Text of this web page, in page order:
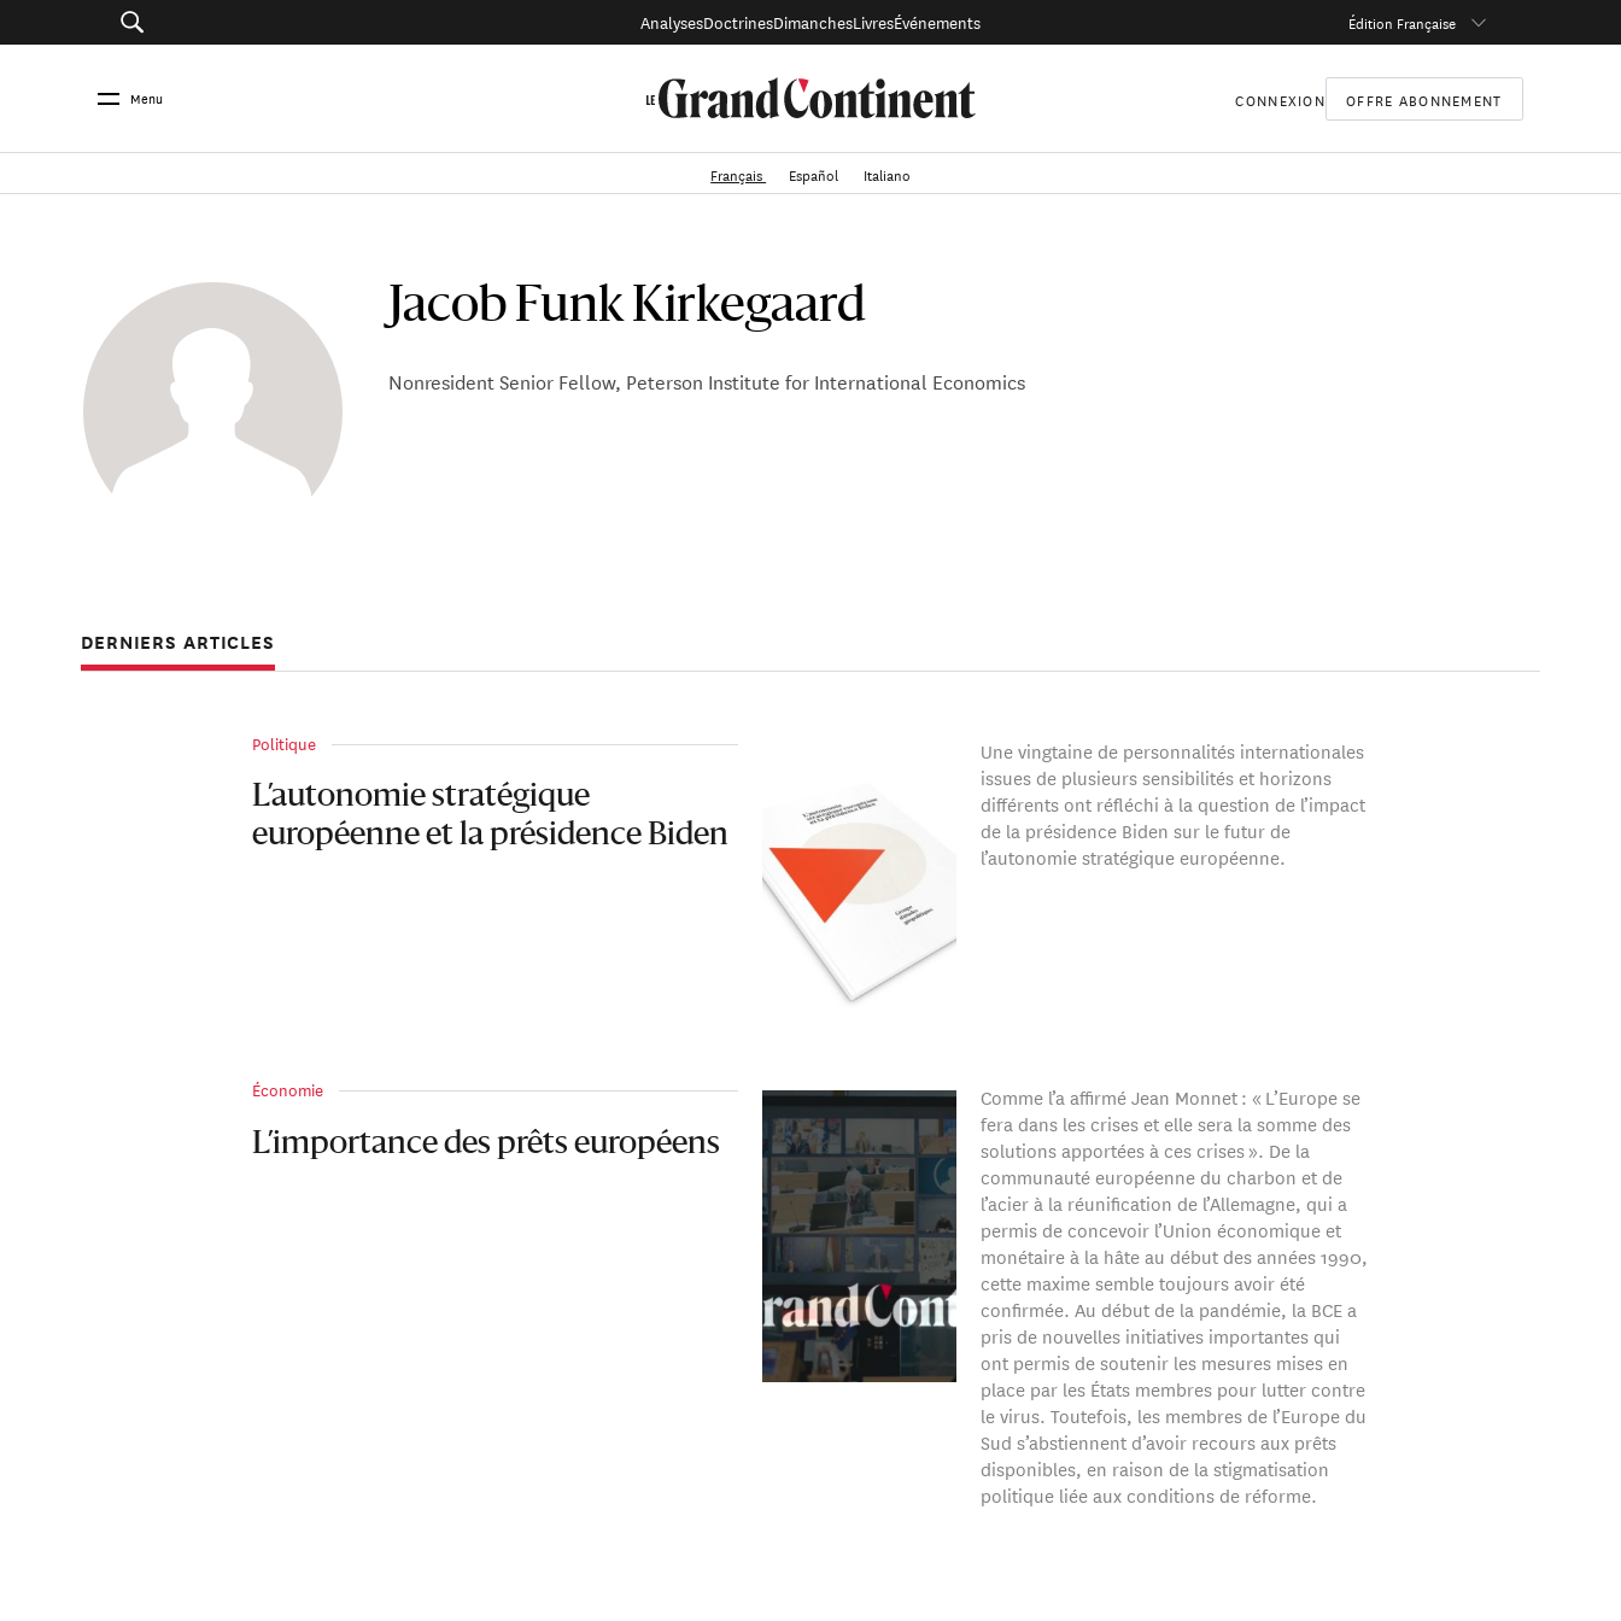
AnalysesDoctrinesDimanchesLivresÉvénements Édition Française
Menu CONNEXION OFFRE ABONNEMENT
Français Español Italiano
Jacob Funk Kirkegaard
Nonresident Senior Fellow, Peterson Institute for International Economics
DERNIERS ARTICLES
Politique
L’autonomie stratégique
européenne et la présidence Biden
Une vingtaine de personnalités internationales
issues de plusieurs sensibilités et horizons
différents ont réfléchi à la question de l’impact
de la présidence Biden sur le futur de
l’autonomie stratégique européenne.
Économie
L’importance des prêts européens
Comme l’a affirmé Jean Monnet : « L’Europe se
fera dans les crises et elle sera la somme des
solutions apportées à ces crises ». De la
communauté européenne du charbon et de
l’acier à la réunification de l’Allemagne, qui a
permis de concevoir l’Union économique et
monétaire à la hâte au début des années 1990,
cette maxime semble toujours avoir été
confirmée. Au début de la pandémie, la BCE a
pris de nouvelles initiatives importantes qui
ont permis de soutenir les mesures mises en
place par les États membres pour lutter contre
le virus. Toutefois, les membres de l’Europe du
Sud s’abstiennent d’avoir recours aux prêts
disponibles, en raison de la stigmatisation
politique liée aux conditions de réforme.